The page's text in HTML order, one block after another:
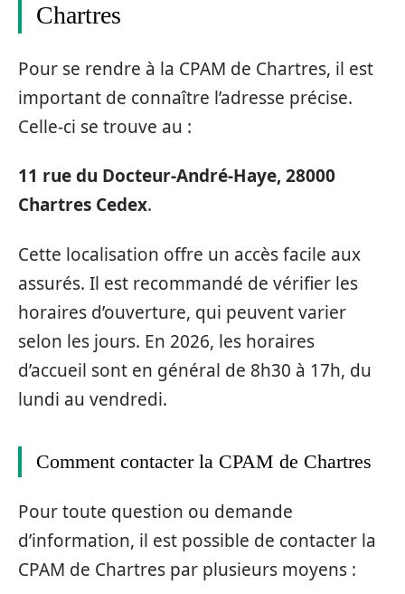
Chartres
Pour se rendre à la CPAM de Chartres, il est
important de connaître l’adresse précise.
Celle-ci se trouve au :
11 rue du Docteur-André-Haye, 28000
Chartres Cedex.
Cette localisation offre un accès facile aux
assurés. Il est recommandé de vérifier les
horaires d’ouverture, qui peuvent varier
selon les jours. En 2026, les horaires
d’accueil sont en général de 8h30 à 17h, du
lundi au vendredi.
Comment contacter la CPAM de Chartres
Pour toute question ou demande
d’information, il est possible de contacter la
CPAM de Chartres par plusieurs moyens :